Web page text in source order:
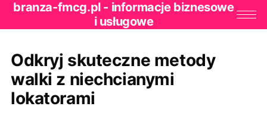
branza-fmcg.pl - informacje biznesowe
i usługowe
Odkryj skuteczne metody
walki z niechcianymi
lokatorami